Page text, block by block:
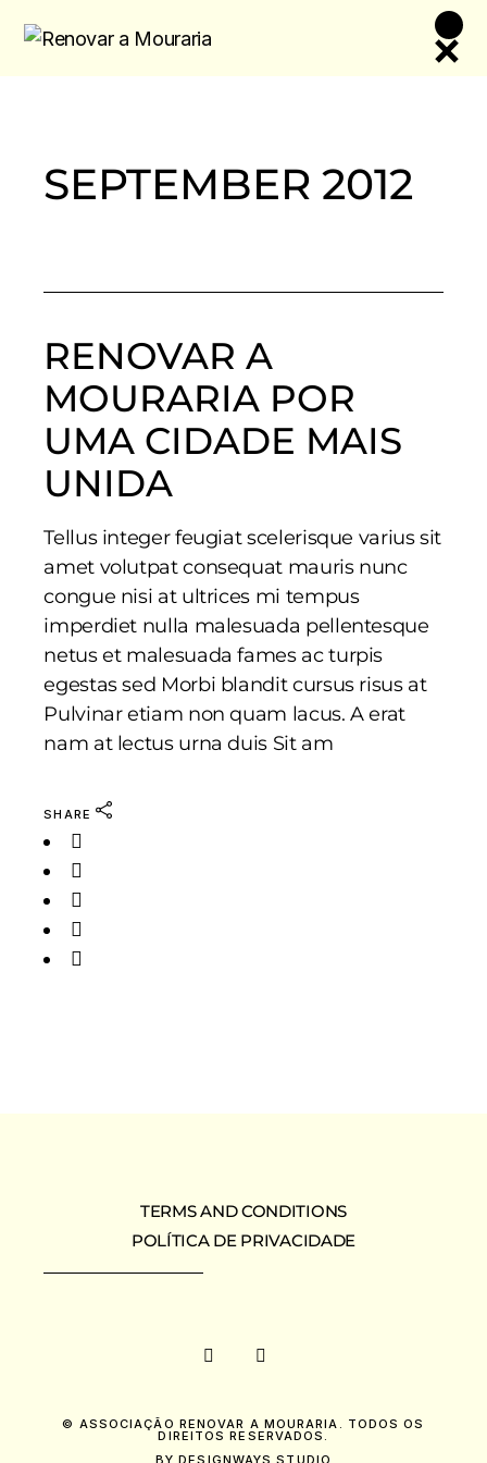
the
SEPTEMBER 2012
RENOVAR A
MOURARIA POR
UMA CIDADE MAIS
UNIDA
Tellus integer feugiat scelerisque varius sit
amet volutpat consequat mauris nunc
congue nisi at ultrices mi tempus
imperdiet nulla malesuada pellentesque
netus et malesuada fames ac turpis
egestas sed Morbi blandit cursus risus at
Pulvinar etiam non quam lacus. A erat
nam at lectus urna duis Sit am
SHARE
TERMS AND CONDITIONS
POLÍTICA DE PRIVACIDADE
© ASSOCIAÇÃO RENOVAR A MOURARIA. TODOS OS
DIREITOS RESERVADOS.
BY DESIGNWAYS STUDIO